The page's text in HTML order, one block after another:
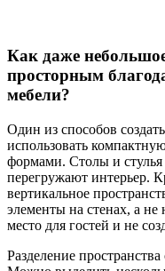
Как даже
просторным
мебели?
Один из способов
использовать
формами. Столы и
перегружают интерьер.
вертикальное
элементы на стенах, а не
место для гостей и не
Разделение